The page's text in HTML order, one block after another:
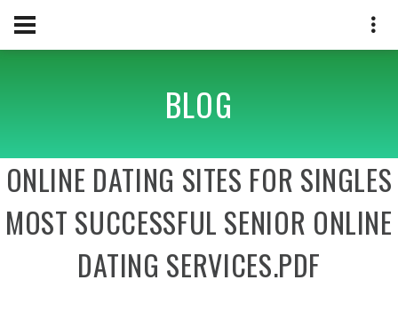
BLOG
ONLINE DATING SITES FOR SINGLES
MOST SUCCESSFUL SENIOR ONLINE
DATING SERVICES.PDF